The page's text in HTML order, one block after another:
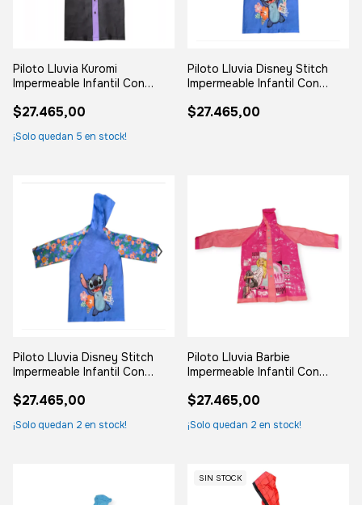
Piloto Lluvia Kuromi
Impermeable Infantil Con
$27.465,00
¡Solo quedan 5 en stock!
Piloto Lluvia Disney Stitch
Impermeable Infantil Con
$27.465,00
Piloto Lluvia Disney Stitch
Impermeable Infantil Con
$27.465,00
¡Solo quedan 2 en stock!
Piloto Lluvia Barbie
Impermeable Infantil Con
$27.465,00
¡Solo quedan 2 en stock!
SIN STOCK